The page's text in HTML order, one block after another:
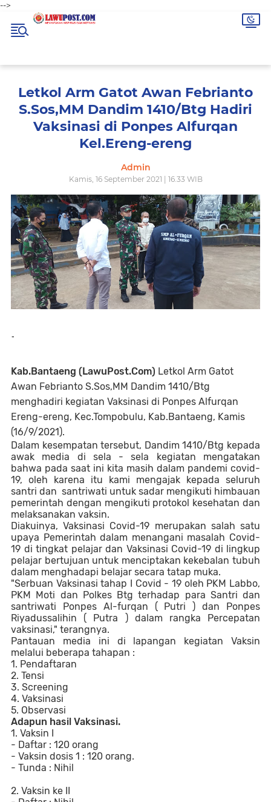
-->
Letkol Arm Gatot Awan Febrianto
S.Sos,MM Dandim 1410/Btg Hadiri
Vaksinasi di Ponpes Alfurqan
Kel.Ereng-ereng
Admin
Kamis, 16 September 2021 | 16.33 WIB
-
Kab.Bantaeng (LawuPost.Com) Letkol Arm Gatot
Awan Febrianto S.Sos,MM Dandim 1410/Btg
menghadiri kegiatan Vaksinasi di Ponpes Alfurqan
Ereng-ereng, Kec.Tompobulu, Kab.Bantaeng, Kamis
(16/9/2021).
Dalam kesempatan tersebut, Dandim 1410/Btg kepada
awak media di sela - sela kegiatan mengatakan
bahwa pada saat ini kita masih dalam pandemi covid-
19, oleh karena itu kami mengajak kepada seluruh
santri dan santriwati untuk sadar mengikuti himbauan
pemerintah dengan mengikuti protokol kesehatan dan
melaksanakan vaksin.
Diakuinya, Vaksinasi Covid-19 merupakan salah satu
upaya Pemerintah dalam menangani masalah Covid-
19 di tingkat pelajar dan Vaksinasi Covid-19 di lingkup
pelajar bertujuan untuk menciptakan kekebalan tubuh
dalam menghadapi belajar secara tatap muka.
"Serbuan Vaksinasi tahap I Covid - 19 oleh PKM Labbo,
PKM Moti dan Polkes Btg terhadap para Santri dan
santriwati Ponpes Al-furqan ( Putri ) dan Ponpes
Riyadussalihin ( Putra ) dalam rangka Percepatan
vaksinasi," terangnya.
Pantauan media ini di lapangan kegiatan Vaksin
melalui beberapa tahapan :
1. Pendaftaran
2. Tensi
3. Screening
4. Vaksinasi
5. Observasi
Adapun hasil Vaksinasi.
1. Vaksin I
- Daftar : 120 orang
- Vaksin dosis 1 : 120 orang.
- Tunda : Nihil
2. Vaksin ke II